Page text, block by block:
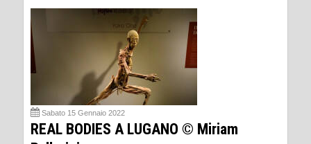
Sabato 15 Gennaio 2022
REAL BODIES A LUGANO © Miriam